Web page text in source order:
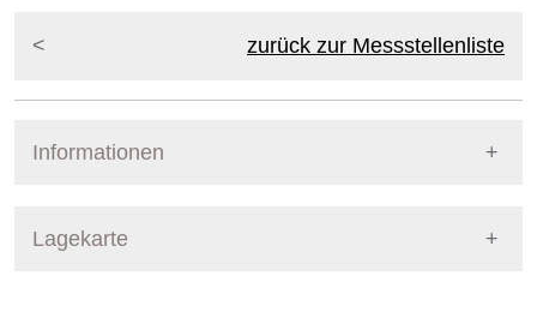
zurück zur Messstellenliste
Informationen
Lagekarte